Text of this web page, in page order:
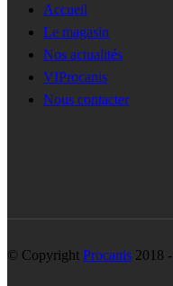
Accueil
Le magasin
Nos actualités
VIProcanis
Nous contacter
© Copyright Procanis 2018 -